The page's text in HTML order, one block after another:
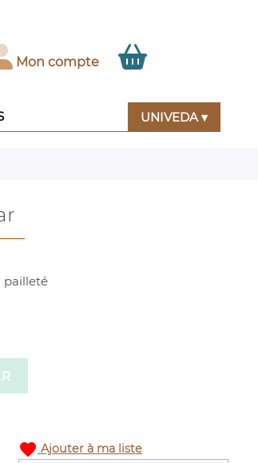
Mon compte
UNIVEDA ▾
pailleté
favorite Ajouter à ma liste